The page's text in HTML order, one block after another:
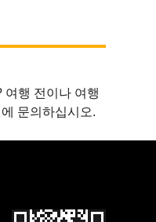
여행 전이나 여행
문의하십시오.